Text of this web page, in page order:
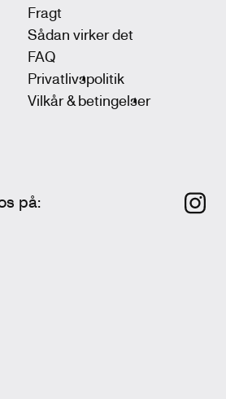
Fragt
Sådan virker det
FAQ
Privatlivspolitik
Vilkår & betingelser
på: